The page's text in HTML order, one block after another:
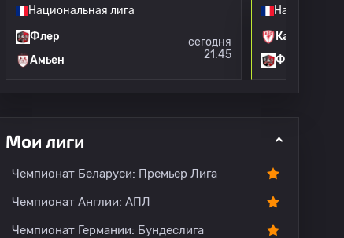
Национальная лига
Флер
Амьен
сегодня
21:45
Канн
Флер
Мои лиги
Чемпионат Беларуси: Премьер Лига
Чемпионат Англии: АПЛ
Чемпионат Германии: Бундеслига